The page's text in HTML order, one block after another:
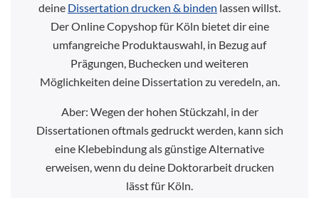
deine Dissertation drucken & binden lassen willst.
Der Online Copyshop für Köln bietet dir eine
umfangreiche Produktauswahl, in Bezug auf
Prägungen, Buchecken und weiteren
Möglichkeiten deine Dissertation zu veredeln, an.
Aber: Wegen der hohen Stückzahl, in der
Dissertationen oftmals gedruckt werden, kann sich
eine Klebebindung als günstige Alternative
erweisen, wenn du deine Doktorarbeit drucken
lässt für Köln.